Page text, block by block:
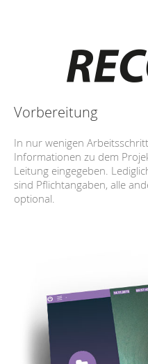
Vorbereitung
In nur wenigen
Informationen zu dem
Leitung eingegeben.
sind Pflichtangaben, alle
optional.